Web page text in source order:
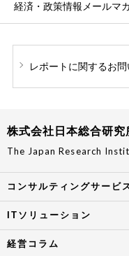
経済・政策情報 メールマ
レポートに関するお
株式会社日本総合研究
The Japan Research
コンサルティングサービ
ITソリューション
経営コラム